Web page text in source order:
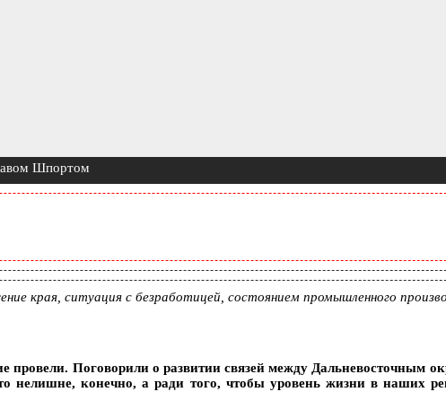
Шпортом
края, ситуация с безработицей, состоянием промышленного
Поговорили о развитии связей между Дальневосточным
нелишне, конечно, а ради того, чтобы уровень жизни в наших